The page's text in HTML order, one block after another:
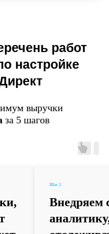
работ
настройке
выручки
за 5 шагов
,
Шаг 2
Внедряем